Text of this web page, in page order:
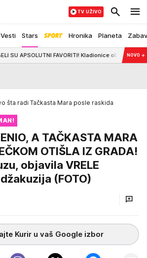
Vesti Stars Hronika Planeta
TV UŽIVO
FAVORITI! Kladionice objavile kvote za
NOVO →
šta radi Tačkasta Mara posle raskida
A TAČKASTA MARA
OTIŠLA IZ GRADA!
objavila VRELE
(FOTO)
Kurir u vaš Google izbor